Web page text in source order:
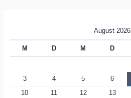
August 2026
M D M D
3
4 5 6
10
11 12 13